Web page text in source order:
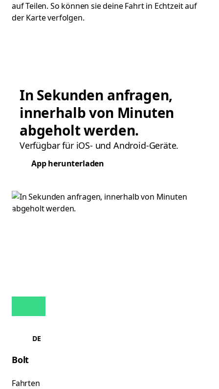
auf Teilen. So können sie deine Fahrt in Echtzeit auf
der Karte verfolgen.
In Sekunden anfragen,
innerhalb von Minuten
abgeholt werden.
Verfügbar für iOS- und Android-Geräte.
App herunterladen
DE
Bolt
Fahrten